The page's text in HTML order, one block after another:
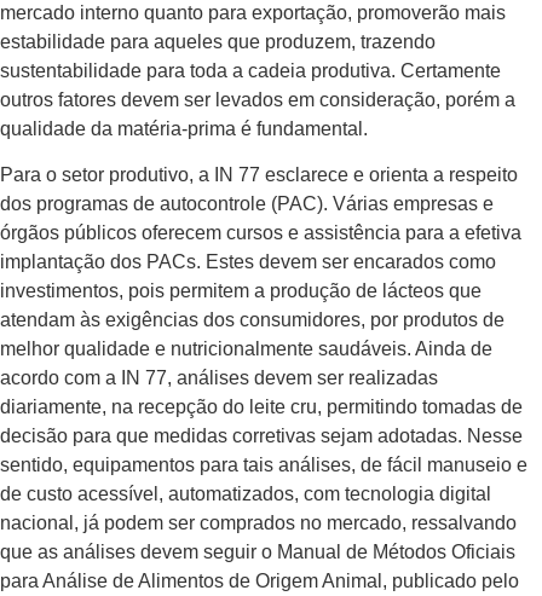
mercado interno quanto para exportação, promoverão mais
estabilidade para aqueles que produzem, trazendo
sustentabilidade para toda a cadeia produtiva. Certamente
outros fatores devem ser levados em consideração, porém a
qualidade da matéria-prima é fundamental.
Para o setor produtivo, a IN 77 esclarece e orienta a respeito
dos programas de autocontrole (PAC). Várias empresas e
órgãos públicos oferecem cursos e assistência para a efetiva
implantação dos PACs. Estes devem ser encarados como
investimentos, pois permitem a produção de lácteos que
atendam às exigências dos consumidores, por produtos de
melhor qualidade e nutricionalmente saudáveis. Ainda de
acordo com a IN 77, análises devem ser realizadas
diariamente, na recepção do leite cru, permitindo tomadas de
decisão para que medidas corretivas sejam adotadas. Nesse
sentido, equipamentos para tais análises, de fácil manuseio e
de custo acessível, automatizados, com tecnologia digital
nacional, já podem ser comprados no mercado, ressalvando
que as análises devem seguir o Manual de Métodos Oficiais
para Análise de Alimentos de Origem Animal, publicado pelo